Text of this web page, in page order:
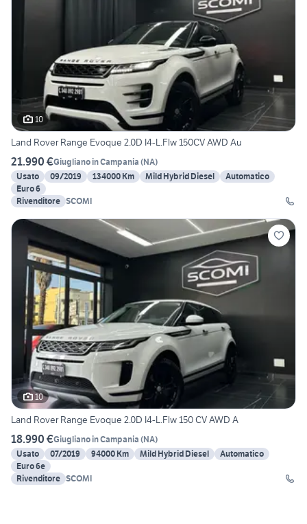
10
Land Rover Range Evoque 2.0D I4-L.Flw 150CV AWD Au
21.990 €Giugliano in Campania (NA)
Usato
09/2019 134000 Km Mild Hybrid Diesel
Automatico
Euro 6
Rivenditore SCOMI
10
Land Rover Range Evoque 2.0D I4-L.Flw 150 CV AWD A
18.990 €Giugliano in Campania (NA)
Usato
07/2019 94000 Km Mild Hybrid Diesel
Automatico
Euro 6e
Rivenditore SCOMI